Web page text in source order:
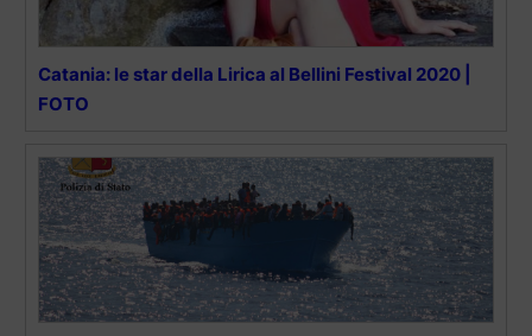
Catania: le star della Lirica al Bellini Festival 2020 |
FOTO